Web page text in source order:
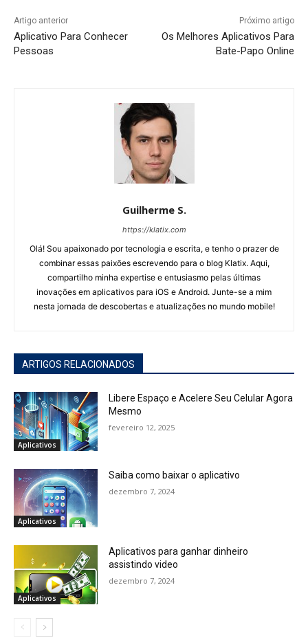
Artigo anterior
Aplicativo Para Conhecer
Pessoas
Próximo artigo
Os Melhores Aplicativos Para
Bate-Papo Online
Guilherme S.
https://klatix.com
Olá! Sou apaixonado por tecnologia e escrita, e tenho o prazer de
combinar essas paixões escrevendo para o blog Klatix. Aqui,
compartilho minha expertise e entusiasmo pelas últimas
inovações em aplicativos para iOS e Android. Junte-se a mim
nesta jornada de descobertas e atualizações no mundo mobile!
ARTIGOS RELACIONADOS
Aplicativos
Libere Espaço e Acelere Seu Celular Agora
Mesmo
fevereiro 12, 2025
Aplicativos
Saiba como baixar o aplicativo
dezembro 7, 2024
Aplicativos
Aplicativos para ganhar dinheiro
assistindo video
dezembro 7, 2024